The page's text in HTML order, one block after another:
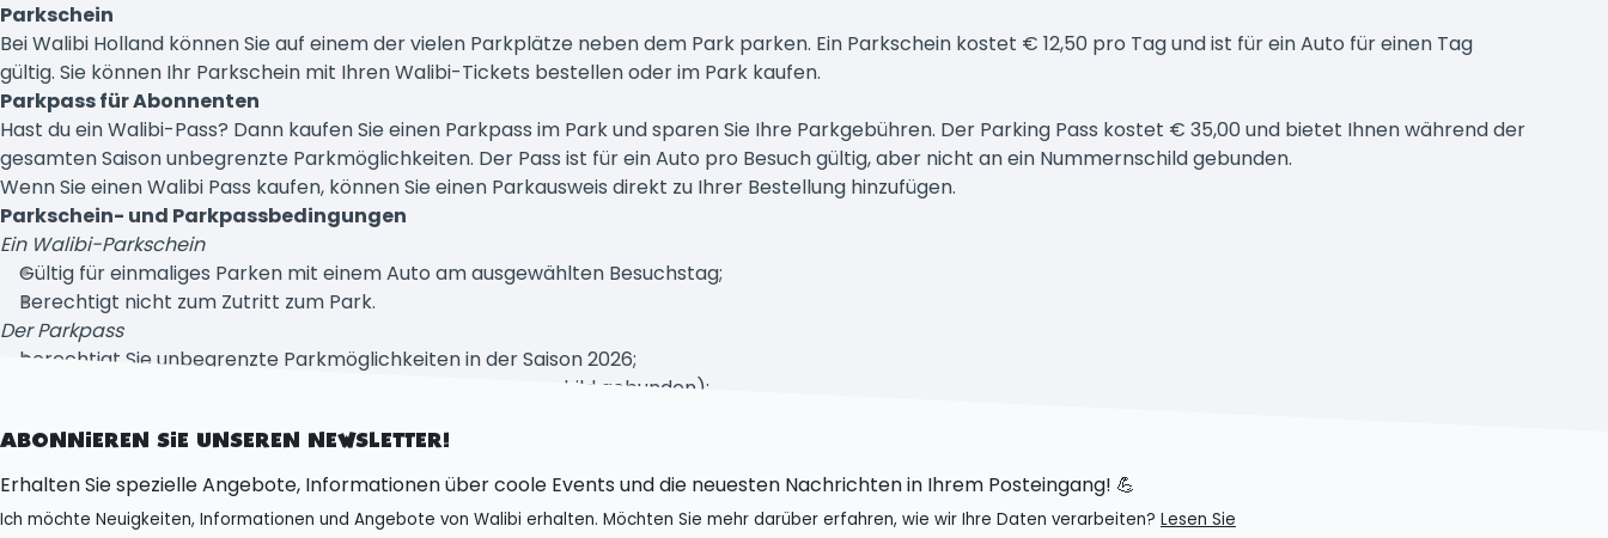
Parkschein
Bei Walibi Holland können Sie auf einem der vielen Parkplätze neben dem Park parken. Ein Parkschein kostet € 12,50 pro Tag und ist für ein Auto für einen Tag
gültig. Sie können Ihr Parkschein mit Ihren Walibi-Tickets bestellen oder im Park kaufen.
Parkpass für Abonnenten
Hast du ein Walibi-Pass? Dann kaufen Sie einen Parkpass im Park und sparen Sie Ihre Parkgebühren. Der Parking Pass kostet € 35,00 und bietet Ihnen während der
gesamten Saison unbegrenzte Parkmöglichkeiten. Der Pass ist für ein Auto pro Besuch gültig, aber nicht an ein Nummernschild gebunden.
Wenn Sie einen Walibi Pass kaufen, können Sie einen Parkausweis direkt zu Ihrer Bestellung hinzufügen.
Parkschein- und Parkpassbedingungen
Ein Walibi-Parkschein
Gültig für einmaliges Parken mit einem Auto am ausgewählten Besuchstag;
Berechtigt nicht zum Zutritt zum Park.
Der Parkpass
berechtigt Sie unbegrenzte Parkmöglichkeiten in der Saison 2026;
ist für ein Auto pro Besuch gültig (nicht an ein Nummernschild gebunden);
ABONNIEREN SIE UNSEREN NEWSLETTER!
Erhalten Sie spezielle Angebote, Informationen über coole Events und die neuesten Nachrichten in Ihrem Posteingang! 💪
Ich möchte Neuigkeiten, Informationen und Angebote von Walibi erhalten. Möchten Sie mehr darüber erfahren, wie wir Ihre Daten verarbeiten? Lesen Sie